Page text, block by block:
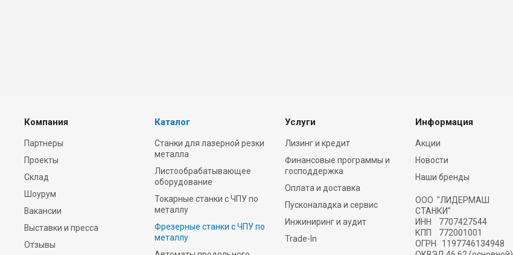
Компания
Партнеры
Проекты
Склад
Шоурум
Вакансии
Выставки и пресса
Отзывы
Каталог
Станки для лазерной резки
металла
Листообрабатывающее
оборудование
Токарные станки с ЧПУ по
металлу
Фрезерные станки c ЧПУ по
металлу
Услуги
Лизинг и кредит
Финансовые программы и
господдержка
Оплата и доставка
Пусконаладка и сервис
Инжиниринг и аудит
Trade-In
Информация
Акции
Новости
Наши бренды
ООО "ЛИДЕРМАШ
СТАНКИ"
ИНН 7707427544
КПП 772001001
ОГРН 1197746134948